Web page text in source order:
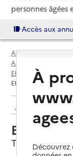
personnes âgées
Accès aux
Accueil
Espace
Annuaire EHPAD et
EHPAD par
EHPAD de Tuchan
Retour aux
EHPAD
Tuchan,
À
Découvrez